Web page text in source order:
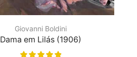
Giovanni Boldini
Dama em Lilás (1906)